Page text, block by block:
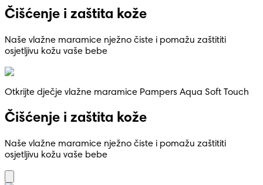
Čišćenje i zaštita kože
Naše vlažne maramice nježno čiste i pomažu zaštititi
osjetljivu kožu vaše bebe
Otkrijte dječje vlažne maramice Pampers Aqua Soft Touch
Čišćenje i zaštita kože
Naše vlažne maramice nježno čiste i pomažu zaštititi
osjetljivu kožu vaše bebe